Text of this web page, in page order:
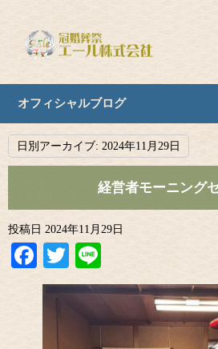
オフィシャルブログ
日別アーカイブ: 2024年11月29日
経営者モーニング
投稿日 2024年11月29日
Facebook
Twitter